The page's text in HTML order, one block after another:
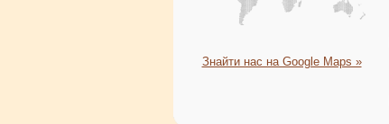
Знайти нас на Google Maps »